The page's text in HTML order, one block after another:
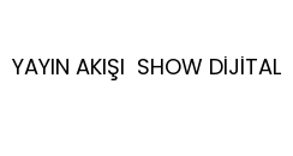
YAYIN AKIŞI SHOW DİJİTAL